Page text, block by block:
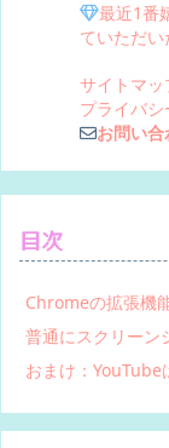
最近1番
ていただ
サイトマッ
プライバ
お問い
目次
Chromeの拡張機
普通にスクリーン
おまけ：YouTube